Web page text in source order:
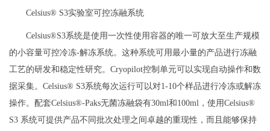
Celsius® S3实验室可控冻融系统
Celsius®S3系统是使用一次性使用容器的唯一可放大至生产规模
的小容量可控冷冻-解冻系统。这种系统可用最小量的产品进行冻融
工艺的研发和稳定性研究。Cryopilot控制单元可以实现自动操作和数
据采集。Celsius® S3系统每次运行可以对1-10个样品进行冷冻或解冻
操作。配套Celsius®-Paks无菌冻融袋有30ml和100ml，使用Celsius®
S3 系统可提供产品不同批次处理之间卓越的重现性，而且能够保持